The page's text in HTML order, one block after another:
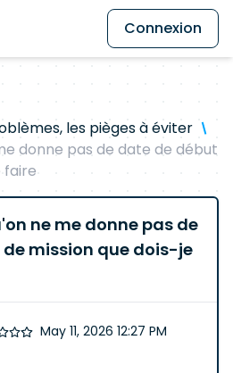
Connexion
les pièges à éviter
donne pas de date de début
faire
ne me donne pas de
mission que dois-je
May 11, 2026 12:27 PM